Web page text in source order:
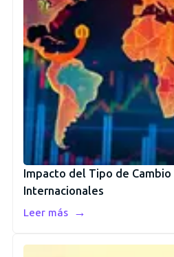
Impacto del Tipo de
Internacionales
Leer más →